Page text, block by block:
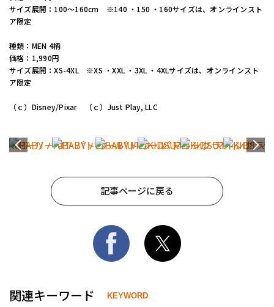
サイズ展開：100～160cm ※140 ・150 ・160サイズは、オンラインスト
ア限定
種類：MEN 4柄
価格：1,990円
サイズ展開：XS-4XL ※XS ・XXL ・3XL ・4XLサイズは、オンラインスト
ア限定
（ｃ）Disney/Pixar （ｃ）Just Play, LLC
記事ページに戻る
関連キーワード KEYWORD